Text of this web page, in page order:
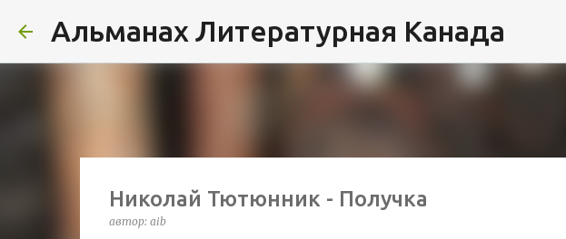
Альманах Литературная Канада
Николай Тютюнник - Получка
автор: aib